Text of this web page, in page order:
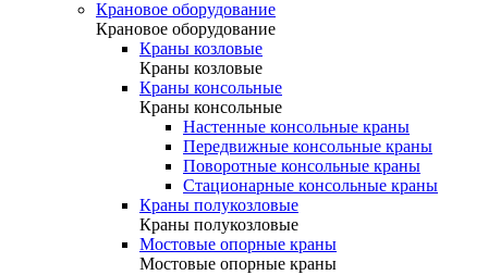
Крановое оборудование
Крановое оборудование
Краны козловые
Краны козловые
Краны консольные
Краны консольные
Настенные консольные краны
Передвижные консольные краны
Поворотные консольные краны
Стационарные консольные краны
Краны полукозловые
Краны полукозловые
Мостовые опорные краны
Мостовые опорные краны